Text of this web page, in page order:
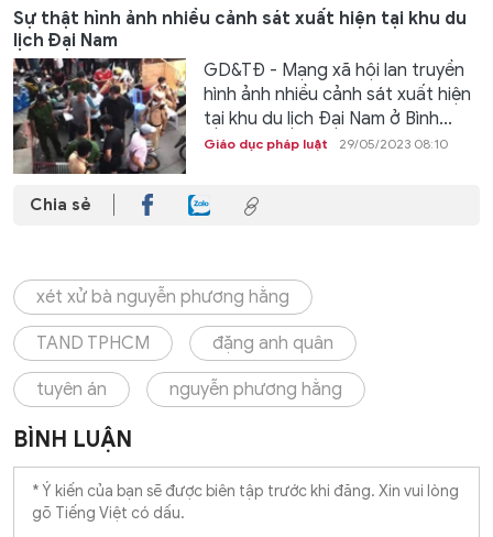
Sự thật hình ảnh nhiều cảnh sát xuất hiện tại khu du
lịch Đại Nam
GD&TĐ - Mạng xã hội lan truyền
hình ảnh nhiều cảnh sát xuất hiện
tại khu du lịch Đại Nam ở Bình...
Giáo dục pháp luật 29/05/2023 08:10
Chia sẻ
xét xử bà nguyễn phương hằng
TAND TPHCM đặng anh quân
tuyên án nguyễn phương hằng
BÌNH LUẬN